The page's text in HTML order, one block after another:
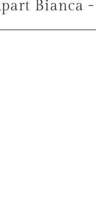
Bianca